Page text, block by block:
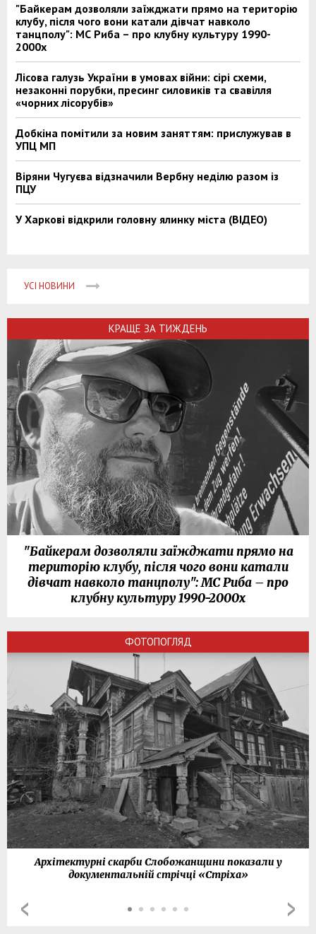
"Байкерам дозволяли заїжджати прямо на територію
клубу, після чого вони катали дівчат навколо
танцполу": МС Риба – про клубну культуру 1990-
2000х
Лісова галузь України в умовах війни: сірі схеми,
незаконні порубки, пресинг силовиків та свавілля
«чорних лісорубів»
Добкіна помітили за новим заняттям: прислужував в
УПЦ МП
Віряни Чугуєва відзначили Вербну неділю разом із
ПЦУ
У Харкові відкрили головну ялинку міста (ВІДЕО)
УСІ НОВИНИ
КРАЩЕ ЗА ТИЖДЕНЬ
"Байкерам дозволяли заїжджати прямо на
територію клубу, після чого вони катали
дівчат навколо танцполу": МС Риба – про
клубну культуру 1990-2000х
ФОТОПОГЛЯД
Архітектурні скарби Слобожанщини показали у
документальній стрічці «Стріха»